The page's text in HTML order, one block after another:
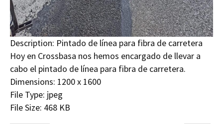
Description: Pintado de línea para fibra de carretera
Hoy en Crossbasa nos hemos encargado de llevar a
cabo el pintado de línea para fibra de carretera.
Dimensions: 1200 x 1600
File Type: jpeg
File Size: 468 KB